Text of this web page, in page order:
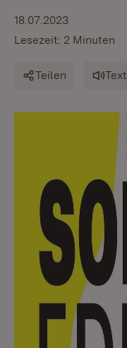
18.07.2023
Lesezeit: 2 Minuten
Teilen